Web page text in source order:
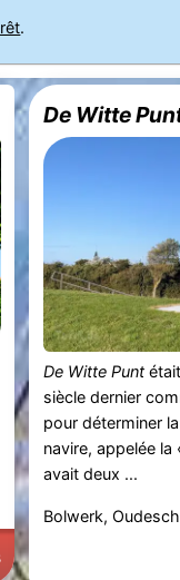
.
De Witte
De Witte Puntétait
siècle dernier
pour déterminer
navire, appelée la
avait deux ...
Bolwerk,